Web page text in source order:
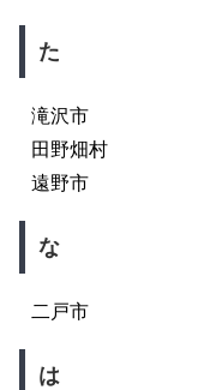
た
滝沢市
田野畑村
遠野市
な
二戸市
は